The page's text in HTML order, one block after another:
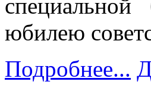
юбилею
Подробнее...